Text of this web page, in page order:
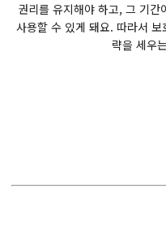
권리를 유지해야 하고, 그 기
사용할 수 있게 돼요. 따라서
략을 세우